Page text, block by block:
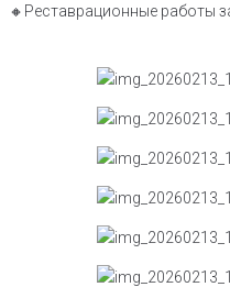
🔸Реставрационные работы